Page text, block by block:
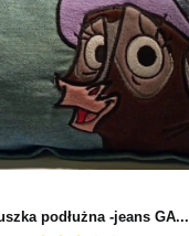
podłużna -jeans GA...